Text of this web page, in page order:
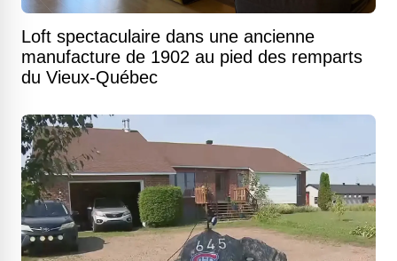
Loft spectaculaire dans une ancienne
manufacture de 1902 au pied des remparts
du Vieux-Québec